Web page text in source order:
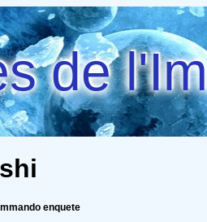
de
enquete